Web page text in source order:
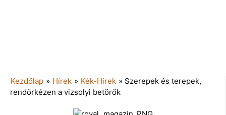
Kezdőlap » Hírek » Kék-Hírek » Szerepek és terepek,
rendőrkézen a vizsolyi betörők